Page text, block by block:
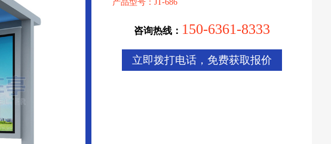
产品型号：JT-686
咨询热线： 150-6361-8333
立即拨打电话，免费获取报价